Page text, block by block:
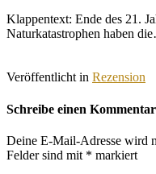
Klappentext: Ende des 21.
Naturkatastrophen haben
Veröffentlicht in Rezension
Schreibe einen Kommentar
Deine E-Mail-Adresse wird
Felder sind mit * markiert